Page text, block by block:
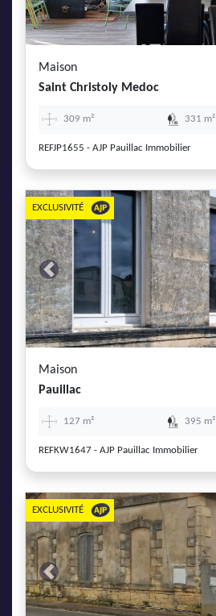
AJP Actualités
Service Qualité Clients
Maison
Saint Christoly Medoc
309 m² 331 m²
REFJP1655 - AJP Pauillac Immobilier
Previous
EXCLUSIVITÉ
Maison
Pauillac
127 m² 395 m²
REFKW1647 - AJP Pauillac Immobilier
Previous
EXCLUSIVITÉ